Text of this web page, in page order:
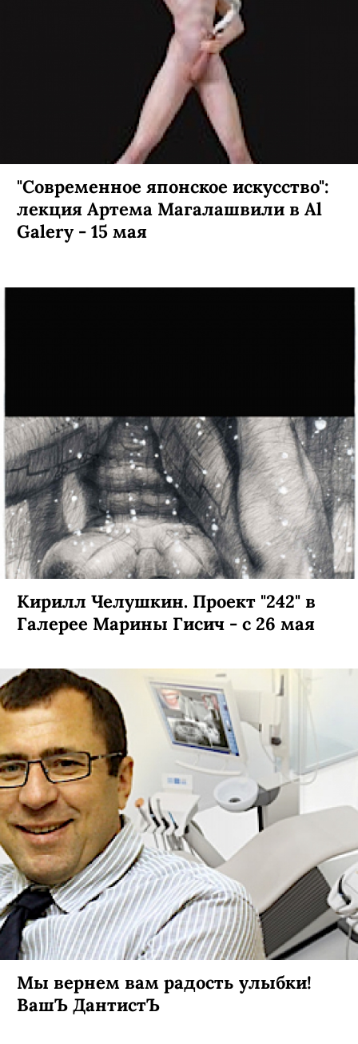
"Современное японское искусство":
лекция Артема Магалашвили в Al
Galery - 15 мая
Кирилл Челушкин. Проект "242" в
Галерее Марины Гисич - с 26 мая
Мы вернем вам радость улыбки!
ВашЪ ДантистЪ